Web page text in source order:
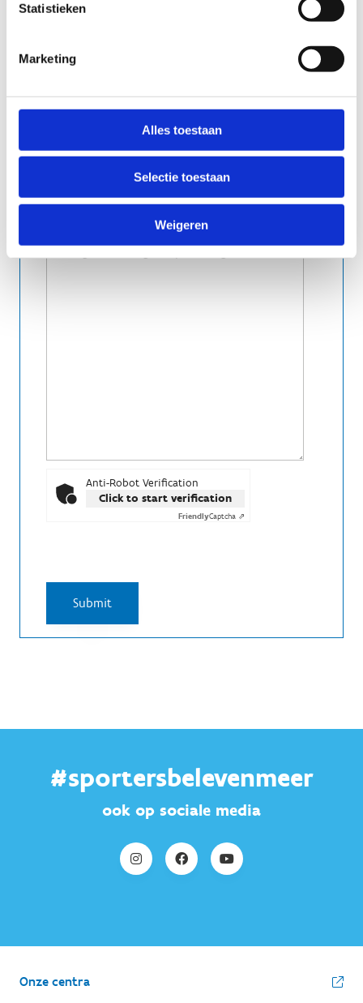
Statistieken
Marketing
Alles toestaan
Selectie toestaan
Weigeren
Anti-Robot Verification
Click to start verification
FriendlyCaptcha ⇗
#sportersbelevenmeer
ook op sociale media
Onze centra